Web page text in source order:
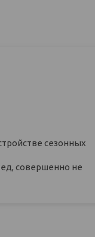
сезонных
совершенно не